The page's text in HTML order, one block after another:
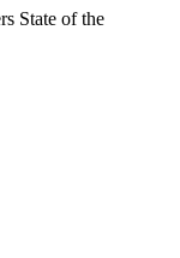
State of the